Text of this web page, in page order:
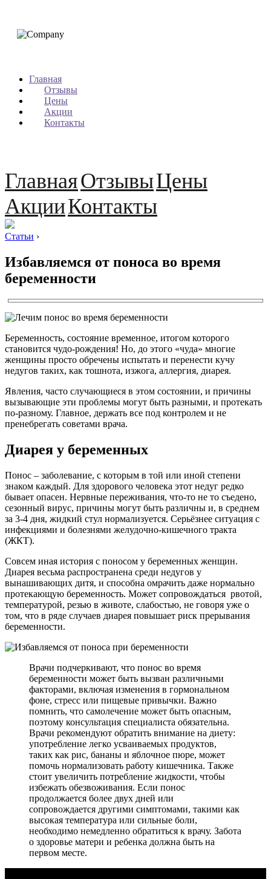
Главная
Отзывы
Цены
Акции
Контакты
ГлавнаяОтзывыЦены
АкцииКонтакты
Статьи ›
Избавляемся от поноса во время
беременности
Беременность, состояние временное, итогом которого
становится чудо-рождения! Но, до этого «чуда» многие
женщины просто обречены испытать и перенести кучу
недугов таких, как тошнота, изжога, аллергия, диарея.
Явления, часто случающиеся в этом состоянии, и причины
вызывающие эти проблемы могут быть разными, и протекать
по-разному. Главное, держать все под контролем и не
пренебрегать советами врача.
Диарея у беременных
Понос – заболевание, с которым в той или иной степени
знаком каждый. Для здорового человека этот недуг редко
бывает опасен. Нервные переживания, что-то не то съедено,
сезонный вирус, причины могут быть различны и, в среднем
за 3-4 дня, жидкий стул нормализуется. Серьёзнее ситуация с
инфекциями и болезнями желудочно-кишечного тракта
(ЖКТ).
Совсем иная история с поносом у беременных женщин.
Диарея весьма распространена среди недугов у
вынашивающих дитя, и способна омрачить даже нормально
протекающую беременность. Может сопровождаться рвотой,
температурой, резью в животе, слабостью, не говоря уже о
том, что в ряде случаев диарея повышает риск прерывания
беременности.
Врачи подчеркивают, что понос во время
беременности может быть вызван различными
факторами, включая изменения в гормональном
фоне, стресс или пищевые привычки. Важно
помнить, что самолечение может быть опасным,
поэтому консультация специалиста обязательна.
Врачи рекомендуют обратить внимание на диету:
употребление легко усваиваемых продуктов,
таких как рис, бананы и яблочное пюре, может
помочь нормализовать работу кишечника. Также
стоит увеличить потребление жидкости, чтобы
избежать обезвоживания. Если понос
продолжается более двух дней или
сопровождается другими симптомами, такими как
высокая температура или сильные боли,
необходимо немедленно обратиться к врачу. Забота
о здоровье матери и ребенка должна быть на
первом месте.